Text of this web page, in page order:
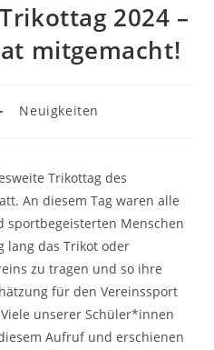
2024 –
mitgemacht!
Neuigkeiten
Trikottag des
An diesem Tag waren alle
sportbegeisterten Menschen
lang das Trikot oder
zu tragen und so ihre
für den Vereinssport
unserer Schüler*innen
Aufruf und erschienen